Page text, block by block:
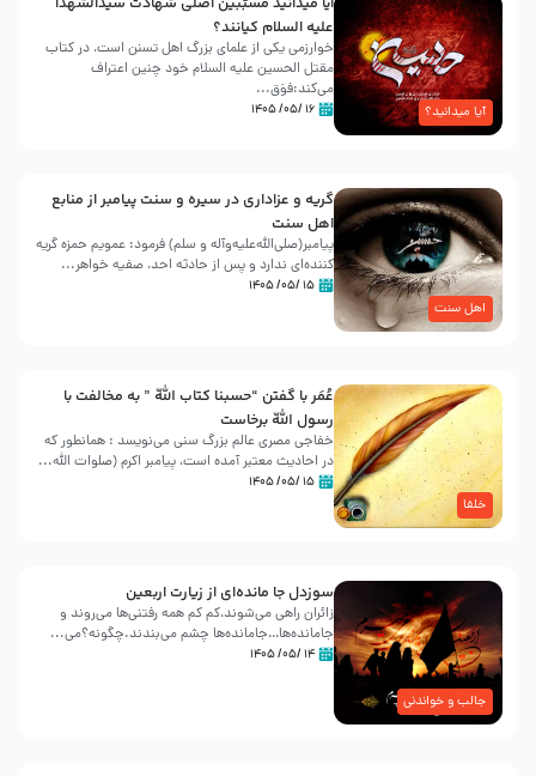
آیا میدانید؟
علیه ‌السلام کیانند؟
خوارزمی یکی از علمای بزرگ اهل تسنن است، در کتاب
مقتل الحسین علیه ‌السلام خود چنین اعتراف
می‌کند:فوَق...
۱۶ /۰۵/ ۱۴۰۵
اهل سنت
گریه و عزاداری در سیره و سنت پیامبر از منابع
اهل سنت
پیامبر(صلی‌الله‌علیه‌وآله و سلم) فرمود: عمویم حمزه گریه
کننده‌ای ندارد و پس از حادثه احد، صفیه خواهر...
۱۵ /۰۵/ ۱۴۰۵
خلفا
عُمَر با گفتن “حسبنا كتاب اللّه ” به مخالفت با
رسول اللّه برخاست
خفاجی مصری عالم بزرگ سنی می‌نویسد : همانطور که
در احادیث معتبر آمده است، پیامبر اکرم (صلوات اللّه...
۱۵ /۰۵/ ۱۴۰۵
جالب و خواندنی
سوزدل جا مانده‌ای از زیارت اربعین
زائران راهی می‌شوند،کم‌ کم همه رفتنی‌ها می‌روند و
جامانده‌ها…جامانده‌ها چشم می‌بندند.چگونه؟می‌...
۱۴ /۰۵/ ۱۴۰۵